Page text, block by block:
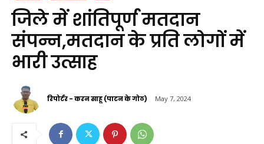
जिले में शांतिपूर्ण मतदान
संपन्न,मतदान के प्रति लोगों में
भारी उत्साह
रिपोर्टर - करन साहू (पाटन के गोठ) May 7, 2024